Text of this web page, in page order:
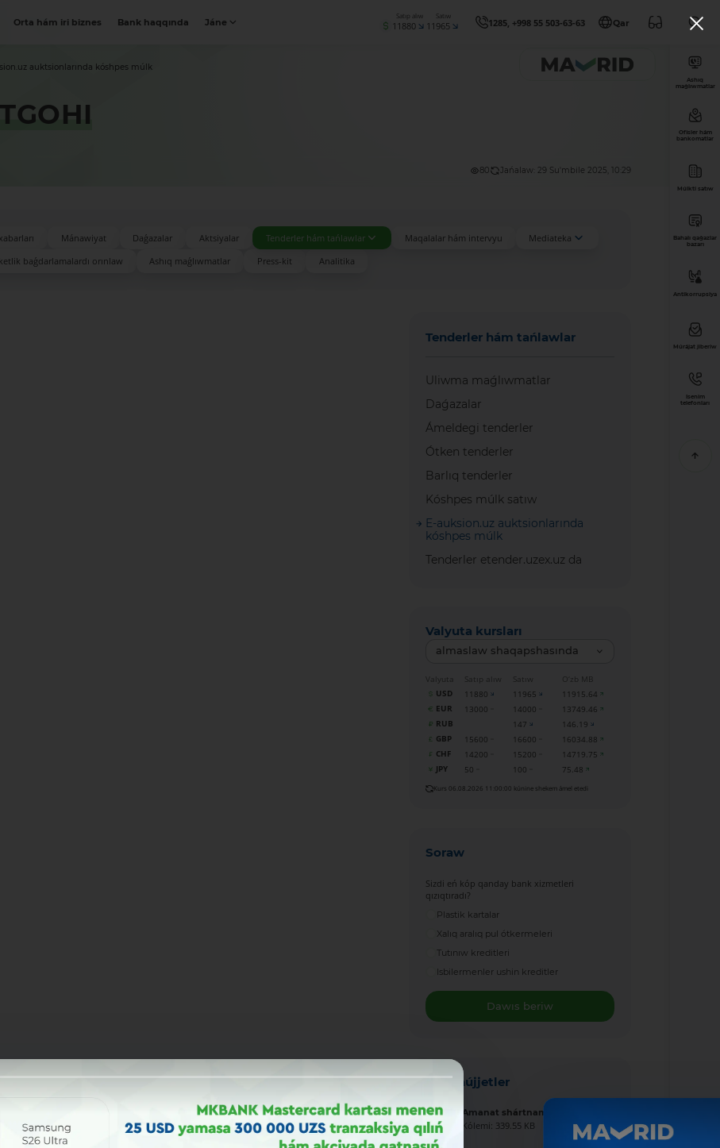
Orta hám iri biznes Bank haqqında Jáne
Satıp alıw
11880
Satıw
11965 1285, +998 55 503-63-63 Qar
auktsionlarında kóshpes múlk
80 Jańalaw: 29 Su'mbile 2025, 10:29
Mánawiyat Daǵazalar Aktsiyalar Tenderler hám tańlawlar Maqalalar hám intervyu
Mediateka
baǵdarlamalardı orınlaw Ashıq maǵlıwmatlar Press-kit Analitika
Tenderler hám tańlawlar
Uliwma maǵlıwmatlar
Daǵazalar
Ámeldegi tenderler
Ótken tenderler
Barlıq tenderler
Kóshpes múlk satıw
E-auksion.uz auktsionlarında
kóshpes múlk
Tenderler etender.uzex.uz da
Valyuta kursları
almaslaw shaqapshasında
Valyuta Satıp alıw Satıw
O‘zb MB
USD
11880 11965
11915.64
EUR
13000 14000
13749.46
RUB
147
146.19
GBP
15600 16600
16034.88
CHF
14200 15200
14719.75
JPY
50 100 75.48
Kurs 06.08.2026 11:00:00 kúnine shekem ámel etedi
Soraw
Sizdi eń kóp qanday bank xizmetleri
qızıqtıradı?
Plastik kartalar
Xalıq aralıq pul ótkermeleri
Tutınıw kreditleri
Isbilermenler ushin kreditler
Dawıs beriw
Jańa hújjetler
Amanat shártnaması úlgisi
Kólemi: 339.55 KB
Ashıq
maǵlıwmatlar
Ofisler hám
bankomatlar
Múlkti satıw
Bahalı qaǵazlar
bazarı
Antikorrupsiya
Múrájat jiberiw
Isenim
telefonları